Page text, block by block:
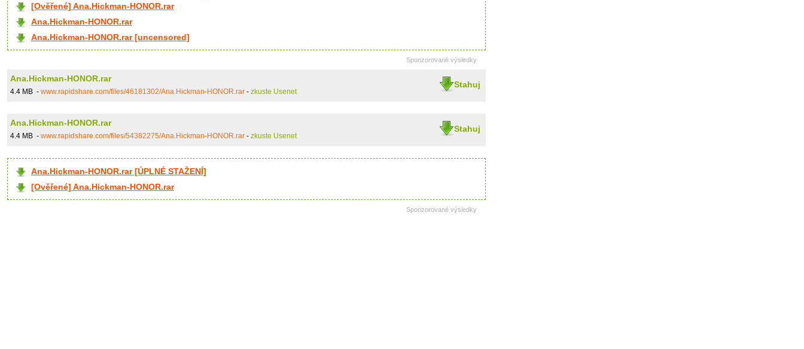
[Ověřené] Ana.Hickman-HONOR.rar
Ana.Hickman-HONOR.rar
Ana.Hickman-HONOR.rar [uncensored]
Sponzorované výsledky
Stahuj
Ana.Hickman-HONOR.rar
4.4 MB - www.rapidshare.com/files/46181302/Ana.Hickman-HONOR.rar - zkuste Usenet
Stahuj
Ana.Hickman-HONOR.rar
4.4 MB - www.rapidshare.com/files/54382275/Ana.Hickman-HONOR.rar - zkuste Usenet
Ana.Hickman-HONOR.rar [ÚPLNÉ STAŽENÍ]
[Ověřené] Ana.Hickman-HONOR.rar
Sponzorované výsledky